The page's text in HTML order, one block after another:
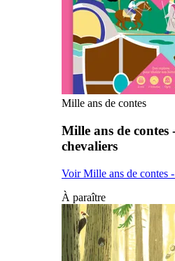
Mille ans de contes
Mille ans de contes
chevaliers
Voir Mille ans de contes
À paraître